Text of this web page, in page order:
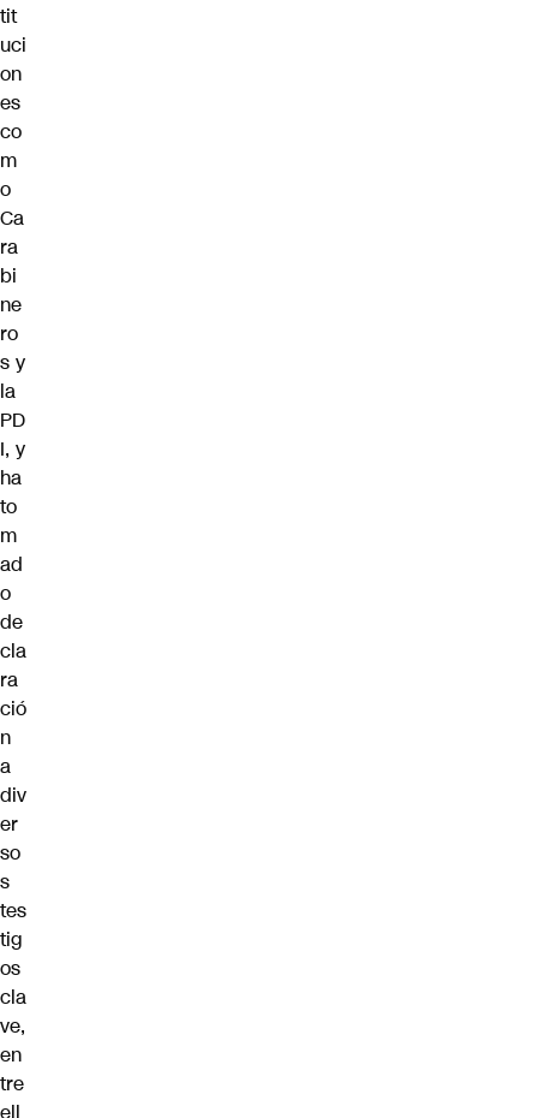
tit
uci
on
es
co
m
o
Ca
ra
bi
ne
ro
s y
la
PD
I, y
ha
to
m
ad
o
de
cla
ra
ció
n
a
div
er
so
s
tes
tig
os
cla
ve,
en
tre